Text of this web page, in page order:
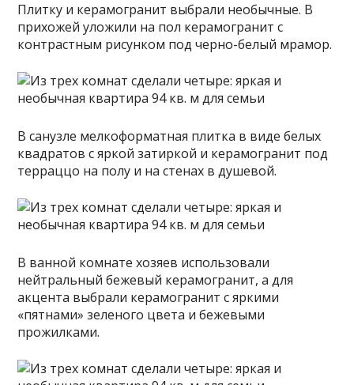
Плитку и керамогранит выбрали необычные. В
прихожей уложили на пол керамогранит с
контрастным рисунком под черно-белый мрамор.
В санузле мелкоформатная плитка в виде белых
квадратов с яркой затиркой и керамогранит под
терраццо на полу и на стенах в душевой.
В ванной комнате хозяев использовали
нейтральный бежевый керамогранит, а для
акцента выбрали керамогранит с яркими
«пятнами» зеленого цвета и бежевыми
прожилками.